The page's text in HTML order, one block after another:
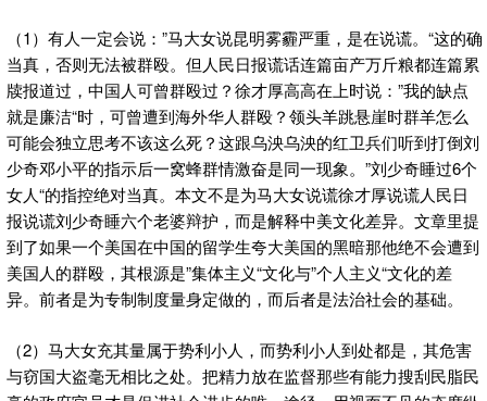
（1）有人一定会说：”马大女说昆明雾霾严重，是在说谎。“这的确
当真，否则无法被群殴。但人民日报谎话连篇亩产万斤粮都连篇累
牍报道过，中国人可曾群殴过？徐才厚高高在上时说：”我的缺点
就是廉洁“时，可曾遭到海外华人群殴？领头羊跳悬崖时群羊怎么
可能会独立思考不该这么死？这跟乌泱乌泱的红卫兵们听到打倒刘
少奇邓小平的指示后一窝蜂群情激奋是同一现象。”刘少奇睡过6个
女人“的指控绝对当真。本文不是为马大女说谎徐才厚说谎人民日
报说谎刘少奇睡六个老婆辩护，而是解释中美文化差异。文章里提
到了如果一个美国在中国的留学生夸大美国的黑暗那他绝不会遭到
美国人的群殴，其根源是”集体主义“文化与”个人主义“文化的差
异。前者是为专制制度量身定做的，而后者是法治社会的基础。
（2）马大女充其量属于势利小人，而势利小人到处都是，其危害
与窃国大盗毫无相比之处。把精力放在监督那些有能力搜刮民脂民